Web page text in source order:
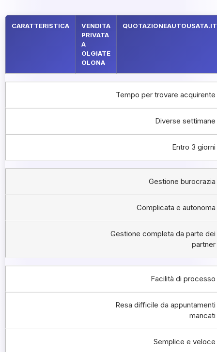
CARATTERISTICA
VENDITA
PRIVATA
A
OLGIATE
OLONA
QUOTAZIONEAUTOUSATA.IT
Tempo per trovare acquirente
Diverse settimane
Entro 3 giorni
Gestione burocrazia
Complicata e autonoma
Gestione completa da parte dei
partner
Facilità di processo
Resa difficile da appuntamenti
mancati
Semplice e veloce